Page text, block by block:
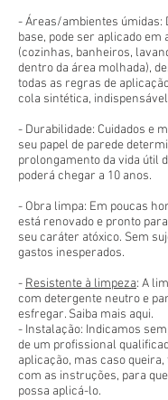
- Áreas/ambientes úmidas:
base, pode ser aplicado em
(cozinhas, banheiros,
dentro da área molhada),
todas as regras de
cola sintética,
- Durabilidade: Cuidados e
seu papel de parede
prolongamento da vida útil
poderá chegar a 10 anos.
- Obra limpa: Em poucas
está renovado e pronto
seu caráter atóxico. Sem
gastos inesperados.
- Resistente à limpeza: A
com detergente neutro e
esfregar. Saiba mais aqui.
- Instalação: Indicamos
de um profissional
aplicação, mas caso
com as instruções, para
possa aplicá-lo.